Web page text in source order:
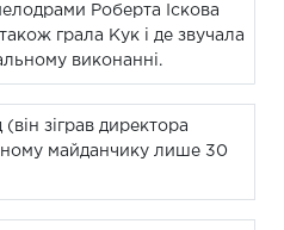
Роберта Іскова
грала Кук і де звучала
виконанні.
зіграв директора
майданчику лише 30